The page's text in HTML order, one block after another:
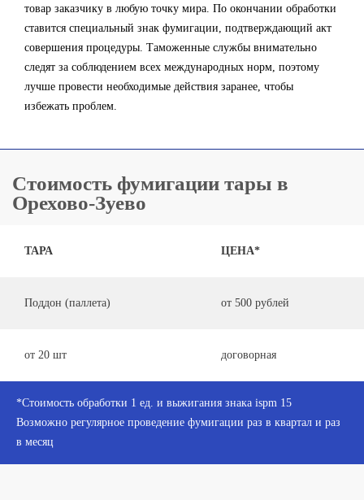
товар заказчику в любую точку мира. По окончании обработки
ставится специальный знак фумигации, подтверждающий акт
совершения процедуры. Таможенные службы внимательно
следят за соблюдением всех международных норм, поэтому
лучше провести необходимые действия заранее, чтобы
избежать проблем.
Стоимость фумигации тары в
Орехово-Зуево
ТАРА ЦЕНА*
Поддон (паллета) от 500 рублей
от 20 шт договорная
*Стоимость обработки 1 ед. и выжигания знака ispm 15
Возможно регулярное проведение фумигации раз в квартал и раз
в месяц